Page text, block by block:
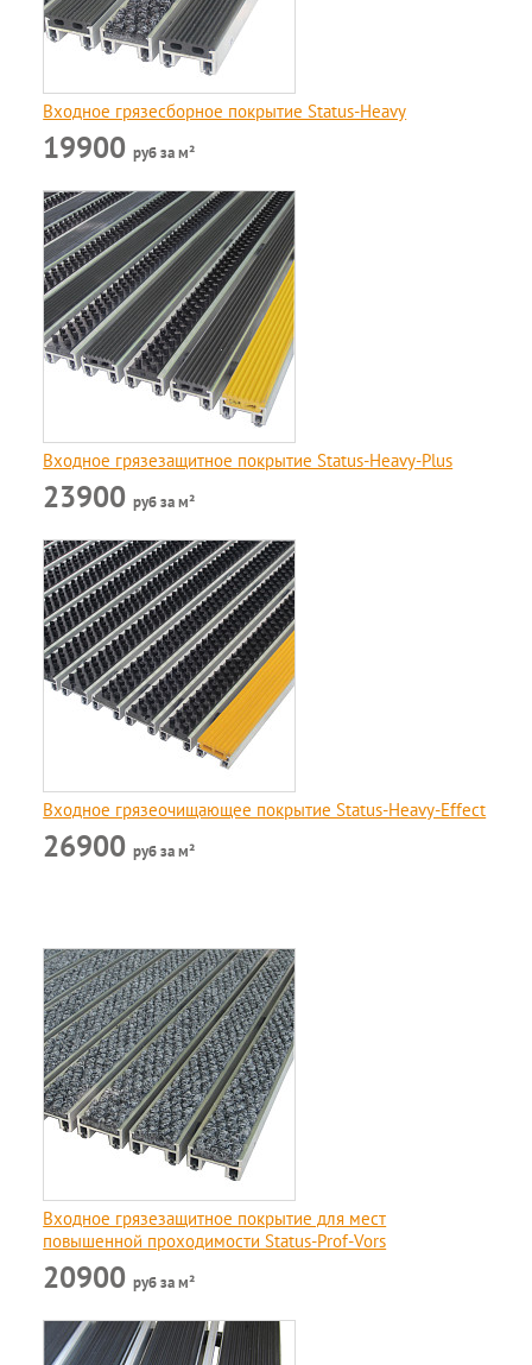
Входное грязесборное покрытие Status-Heavy
19900руб за м²
Входное грязезащитное покрытие Status-Heavy-Plus
23900руб за м²
Входное грязеочищающее покрытие Status-Heavy-Effect
26900руб за м²
Входное грязезащитное покрытие для мест
повышенной проходимости Status-Prof-Vors
20900руб за м²